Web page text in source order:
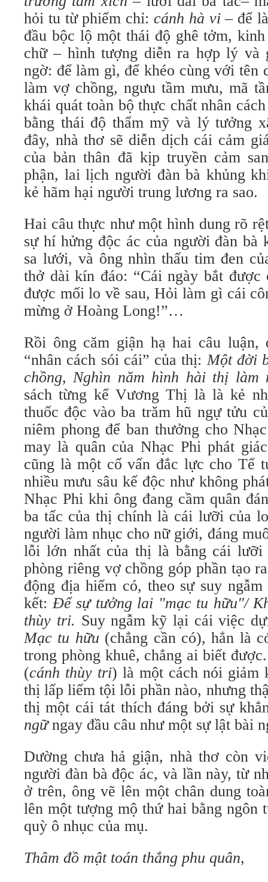
hỏi tu từ phiếm chỉ: cánh hà vi– để
đầu bộc lộ một thái độ ghê tởm,
chữ – hình tượng diễn ra hợp lý và
ngờ: để làm gì, để khéo cùng với tên
làm vợ chồng, ngưu tầm mưu, mã
khái quát toàn bộ thực chất nhân
bằng thái độ thẩm mỹ và lý tưởng
đây, nhà thơ sẽ diễn dịch cái cảm
của bản thân đã kịp truyền cảm
phận, lai lịch người đàn bà khủng
kẻ hãm hại người trung lương ra sao.
Hai câu thực như một hình dung rõ
sự hí hửng độc ác của người đàn bà
sa lưới, và ông nhìn thấu tim đen
thở dài kín đáo: “Cái ngày bắt
được mối lo về sau, Hỏi làm gì cái
mừng ở Hoàng Long!”…
Rồi ông căm giận hạ hai câu luận,
“nhân cách sói cái” của thị:Một đời
chồng, Nghìn năm hình hài thị làm
sách từng kể Vương Thị là là kẻ
thuốc độc vào ba trăm hũ ngự tửu
niêm phong để ban thưởng cho
may là quân của Nhạc Phi phát
cũng là một cố vấn đắc lực cho Tể
nhiều mưu sâu kế độc như không
Nhạc Phi khi ông đang cầm quân
ba tấc của thị chính là cái lưỡi của
người làm nhục cho nữ giới, đáng
lỗi lớn nhất của thị là bằng cái lưỡi
phòng riêng vợ chồng góp phần tạo
động địa hiếm có, theo sự suy
kết:Để sự tưởng lai "mạc tu hữu"/
thùy tri. Suy ngẫm kỹ lại cái việc
Mạc tu hữu (chẳng cần có), hẳn là
trong phòng khuê, chẳng ai biết
(cánh thùy tri) là một cách nói giảm
thị lấp liếm tội lỗi phần nào, nhưng
thị một cái tát thích đáng bởi sự
ngữngay đầu câu như một sự lật bài
Dường chưa hả giận, nhà thơ còn
người đàn bà độc ác, và lần này, từ
ở trên, ông vẽ lên một chân dung
lên một tượng mộ thứ hai bằng ngôn
quỳ ô nhục của mụ.
Thâm đồ mật toán thắng phu quân,